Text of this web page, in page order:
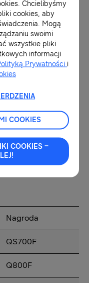
numeru
produktu
Jeśli pula
produktów
przed
czas na
o wyczerpaniu
wraz z
Nagroda
QS700F
Q800F
Chcielibyśmy
cookies, aby
Mogą
swoimi
wszystkie pliki
informacji
Prywatności i
COOKIES
COOKIES –